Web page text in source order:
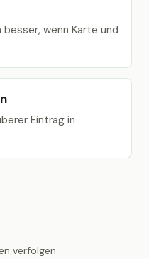
wenn Karte und
Eintrag in
verfolgen